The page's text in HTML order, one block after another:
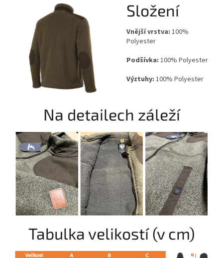
Složení
Vnější vrstva: 100%
Polyester
Podšívka: 100% Polyester
Výztuhy: 100% Polyester
Na detailech záleží
Tabulka velikostí (v cm)